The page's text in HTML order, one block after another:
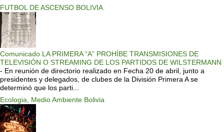
FUTBOL DE ASCENSO BOLIVIA
Comunicado LA PRIMERA “A” PROHÍBE TRANSMISIONES DE
TELEVISIÓN O STREAMING DE LOS PARTIDOS DE WILSTERMANN
- En reunión de directorio realizado en Fecha 20 de abril, junto a
presidentes y delegados, de clubes de la División Primera A se
determinó que los parti...
Ecologia, Medio Ambiente Bolivia